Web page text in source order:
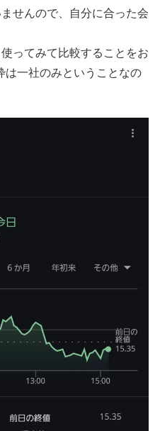
せんので、自分に合った会
ってみて比較することをお
は一社のみということなの